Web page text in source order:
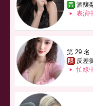
酒釀
表演
第 29 名
反差
忙線